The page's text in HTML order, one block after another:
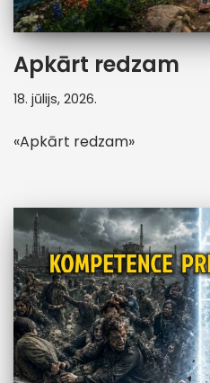
Apkārt redzam
18. jūlijs, 2026.
«Apkārt redzam»